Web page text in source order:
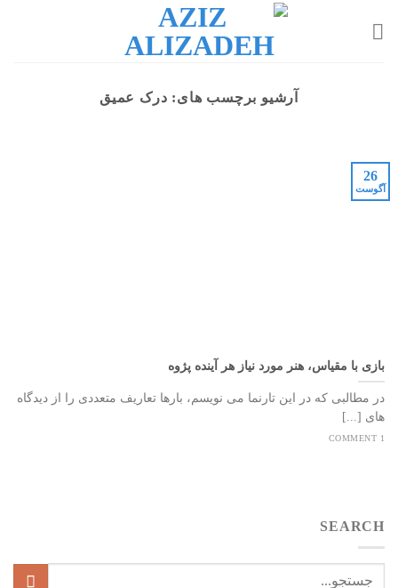
آرشیو برچسب های: درک عمیق
SEARCH
بازی با مقياس، هنر مورد نیاز هر آینده پژوه
در مطالبی که در این تارنما می نویسم، بارها تعاریف متعددی را از دیدگاه
های [...]
1 COMMENT
26
آگوست